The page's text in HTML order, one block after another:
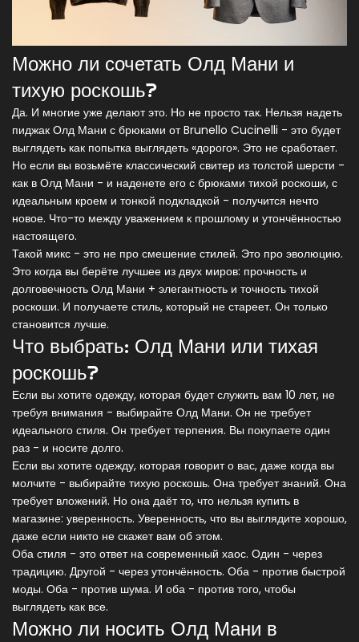
Можно ли сочетать Олд Мани и
тихую роскошь?
Да. И многие уже делают это. Но не просто так. Нельзя надеть
пиджак Олд Мани с брюками от Brunello Cucinelli - это будет
выглядеть как попытка выглядеть «дорого». Это не сработает.
Но если вы возьмёте классический свитер из толстой шерсти -
как в Олд Мани - и наденете его с брюками тихой роскоши, с
идеальным кроем и тонкой подкладкой - получится нечто
новое. Что-то между уважением к прошлому и утончённостью
настоящего.
Такой микс - это не про смешение стилей. Это про эволюцию.
Это когда вы берёте лучшее из двух миров: прочность и
долговечность Олд Мани + элегантность и точность тихой
роскоши. И получаете стиль, который не стареет. Он только
становится лучше.
Что выбрать: Олд Мани или тихая
роскошь?
Если вы хотите одежду, которая будет служить вам 10 лет, не
требуя внимания - выбирайте Олд Мани. Он не требует
идеального стиля. Он требует терпения. Вы покупаете один
раз - и носите долго.
Если вы хотите одежду, которая говорит о вас, даже когда вы
молчите - выбирайте тихую роскошь. Она требует знаний. Она
требует вложений. Но она даёт то, что нельзя купить в
магазине: уверенность. Уверенность, что вы выглядите хорошо,
даже если никто не скажет вам об этом.
Оба стиля - это ответ на современный хаос. Один - через
традицию. Другой - через утончённость. Оба - против быстрой
моды. Оба - против шума. И оба - против того, чтобы
выглядеть как все.
Можно ли носить Олд Мани в